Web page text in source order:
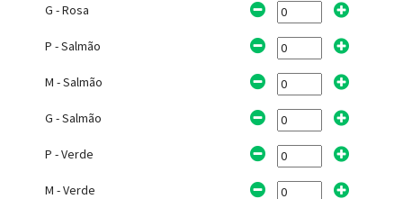
G - Rosa
P - Salmão
M - Salmão
G - Salmão
P - Verde
M - Verde